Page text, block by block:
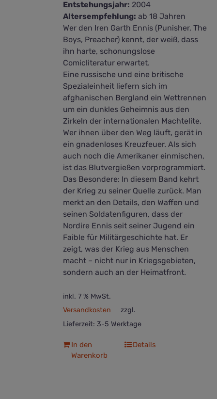
Entstehungsjahr: 2004
Altersempfehlung: ab 18 Jahren
Wer den Iren Garth Ennis (Punisher, The
Boys, Preacher) kennt, der weiß, dass
ihn harte, schonungslose
Comicliteratur erwartet.
Eine russische und eine britische
Spezialeinheit liefern sich im
afghanischen Bergland ein Wettrennen
um ein dunkles Geheimnis aus den
Zirkeln der internationalen Machtelite.
Wer ihnen über den Weg läuft, gerät in
ein gnadenloses Kreuzfeuer. Als sich
auch noch die Amerikaner einmischen,
ist das Blutvergießen vorprogrammiert.
Das Besondere: In diesem Band kehrt
der Krieg zu seiner Quelle zurück. Man
merkt an den Details, den Waffen und
seinen Soldatenfiguren, dass der
Nordire Ennis seit seiner Jugend ein
Faible für Militärgeschichte hat. Er
zeigt, was der Krieg aus Menschen
macht – nicht nur in Kriegsgebieten,
sondern auch an der Heimatfront.
inkl. 7 % MwSt.
zzgl.
Versandkosten
Lieferzeit: 3-5 Werktage
In den
Warenkorb
Details